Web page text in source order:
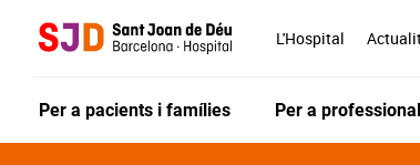
L'Hospital
Per a pacients i famílies Per a